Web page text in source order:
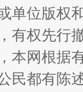
对药下症？
单位版权
有权先行
本网根据
民都有陈